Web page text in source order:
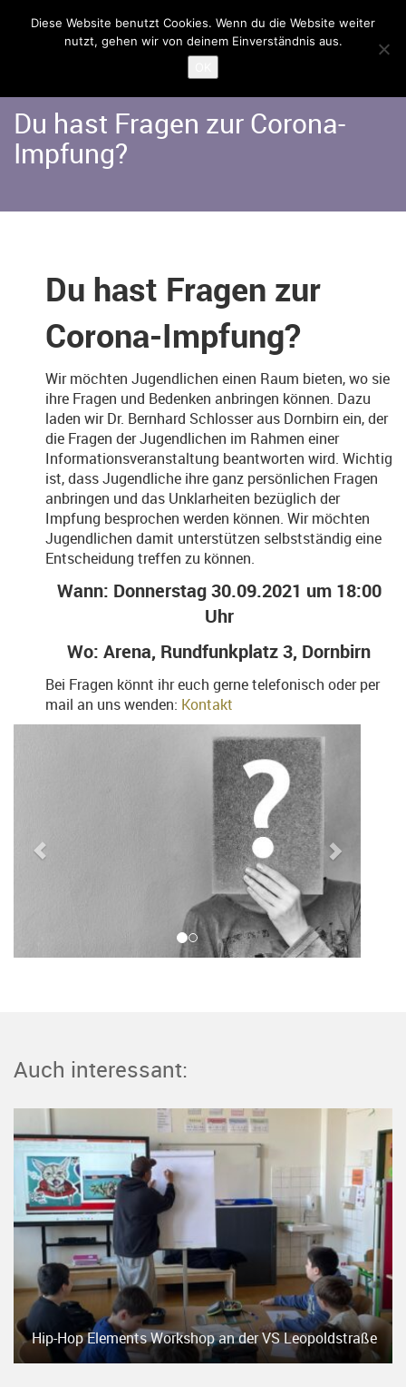
Angebote
Du hast Fragen zur Corona-
Impfung?
Du hast Fragen zur
Corona-Impfung?
Wir möchten Jugendlichen einen Raum bieten, wo sie
ihre Fragen und Bedenken anbringen können. Dazu
laden wir Dr. Bernhard Schlosser aus Dornbirn ein, der
die Fragen der Jugendlichen im Rahmen einer
Informationsveranstaltung beantworten wird. Wichtig
ist, dass Jugendliche ihre ganz persönlichen Fragen
anbringen und das Unklarheiten bezüglich der
Impfung besprochen werden können. Wir möchten
Jugendlichen damit unterstützen selbstständig eine
Entscheidung treffen zu können.
Wann: Donnerstag 30.09.2021 um 18:00
Uhr
Wo: Arena, Rundfunkplatz 3, Dornbirn
Bei Fragen könnt ihr euch gerne telefonisch oder per
mail an uns wenden: Kontakt
Auch interessant:
Hip-Hop Elements Workshop an der VS Leopoldstraße
Diese Website benutzt Cookies. Wenn du die Website weiter
nutzt, gehen wir von deinem Einverständnis aus.